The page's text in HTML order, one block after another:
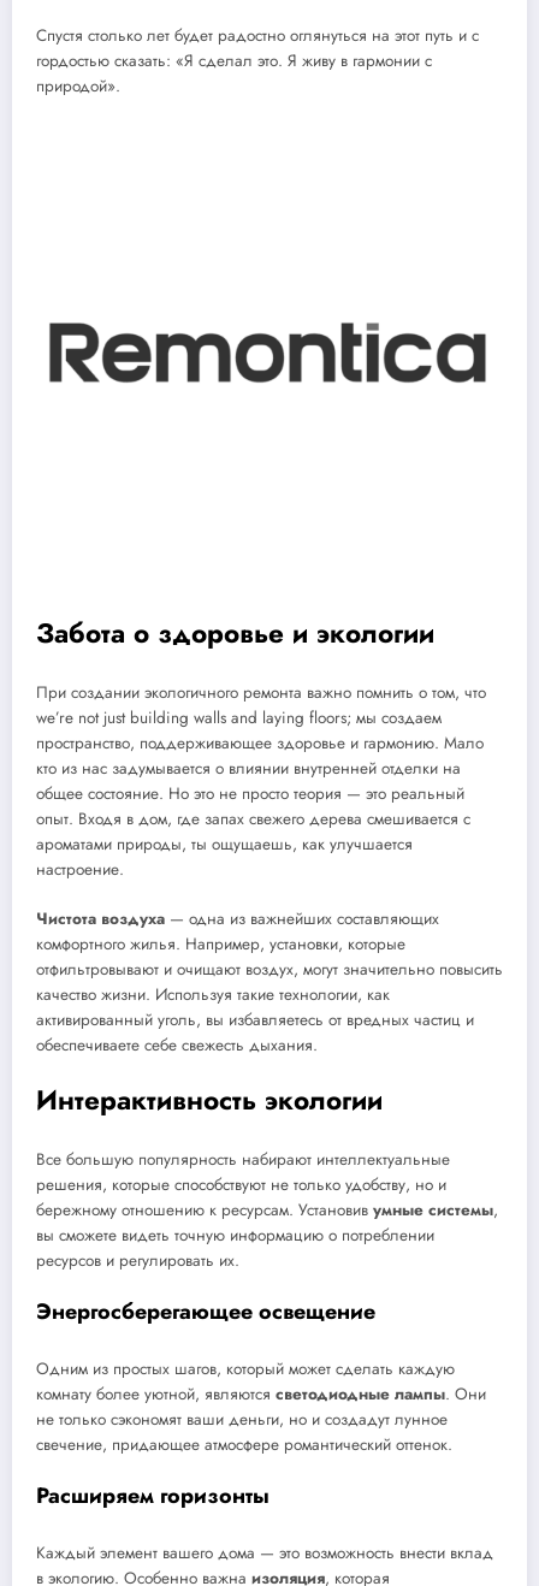
Спустя столько лет будет радостно оглянуться на этот путь и с
гордостью сказать: «Я сделал это. Я живу в гармонии с
природой».
Забота о здоровье и экологии
При создании экологичного ремонта важно помнить о том, что
we’re not just building walls and laying floors; мы создаем
пространство, поддерживающее здоровье и гармонию. Мало
кто из нас задумывается о влиянии внутренней отделки на
общее состояние. Но это не просто теория — это реальный
опыт. Входя в дом, где запах свежего дерева смешивается с
ароматами природы, ты ощущаешь, как улучшается
настроение.
Чистота воздуха — одна из важнейших составляющих
комфортного жилья. Например, установки, которые
отфильтровывают и очищают воздух, могут значительно повысить
качество жизни. Используя такие технологии, как
активированный уголь, вы избавляетесь от вредных частиц и
обеспечиваете себе свежесть дыхания.
Интерактивность экологии
Все большую популярность набирают интеллектуальные
решения, которые способствуют не только удобству, но и
бережному отношению к ресурсам. Установив умные системы,
вы сможете видеть точную информацию о потреблении
ресурсов и регулировать их.
Энергосберегающее освещение
Одним из простых шагов, который может сделать каждую
комнату более уютной, являются светодиодные лампы. Они
не только сэкономят ваши деньги, но и создадут лунное
свечение, придающее атмосфере романтический оттенок.
Расширяем горизонты
Каждый элемент вашего дома — это возможность внести вклад
в экологию. Особенно важна изоляция, которая